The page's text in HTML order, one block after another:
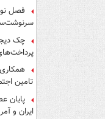
چک
تامین
پایان
ایران و